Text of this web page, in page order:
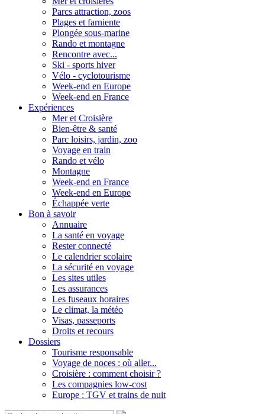
Parcs attraction, zoos
Plages et farniente
Plongée sous-marine
Rando et montagne
Rencontre avec...
Ski - sports hiver
Vélo - cyclotourisme
Week-end en Europe
Week-end en France
Expériences
Mer et Croisière
Bien-être & santé
Parc loisirs, jardin, zoo
Voyage en train
Rando et vélo
Montagne
Week-end en France
Week-end en Europe
Échappée verte
Bon à savoir
Annuaire
La santé en voyage
Rester connecté
Le calendrier scolaire
La sécurité en voyage
Les sites utiles
Les assurances
Les fuseaux horaires
Le climat, la météo
Visas, passeports
Droits et recours
Dossiers
Tourisme responsable
Voyage de noces : où aller...
Croisière : comment choisir ?
Les compagnies low-cost
Europe : TGV et trains de nuit